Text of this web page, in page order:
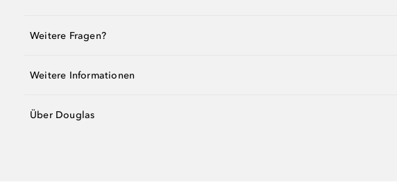
Weitere Fragen?
Weitere Informationen
Über Douglas